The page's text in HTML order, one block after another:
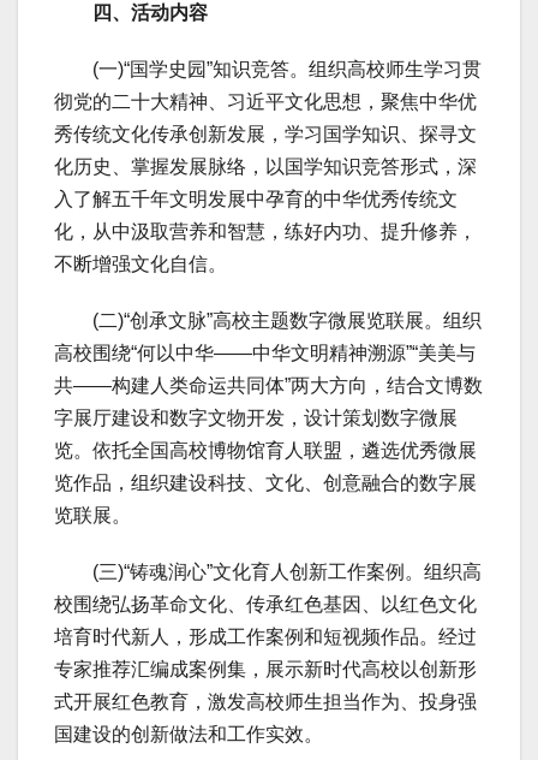
四、活动内容
(一)“国学史园”知识竞答。组织高校师生学习贯
彻党的二十大精神、习近平文化思想，聚焦中华优
秀传统文化传承创新发展，学习国学知识、探寻文
化历史、掌握发展脉络，以国学知识竞答形式，深
入了解五千年文明发展中孕育的中华优秀传统文
化，从中汲取营养和智慧，练好内功、提升修养，
不断增强文化自信。
(二)“创承文脉”高校主题数字微展览联展。组织
高校围绕“何以中华——中华文明精神溯源”“美美与
共——构建人类命运共同体”两大方向，结合文博数
字展厅建设和数字文物开发，设计策划数字微展
览。依托全国高校博物馆育人联盟，遴选优秀微展
览作品，组织建设科技、文化、创意融合的数字展
览联展。
(三)“铸魂润心”文化育人创新工作案例。组织高
校围绕弘扬革命文化、传承红色基因、以红色文化
培育时代新人，形成工作案例和短视频作品。经过
专家推荐汇编成案例集，展示新时代高校以创新形
式开展红色教育，激发高校师生担当作为、投身强
国建设的创新做法和工作实效。